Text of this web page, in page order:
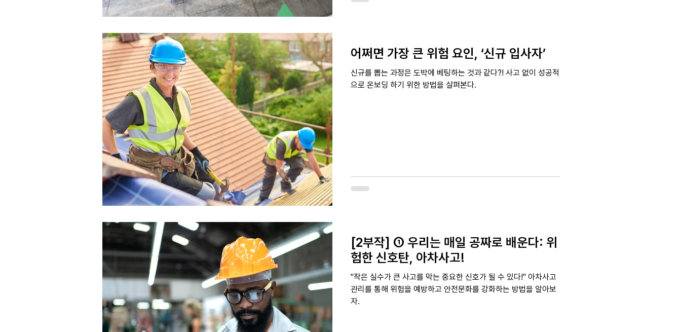
어쩌면 가장 큰 위험 요인, ‘신규 입사자’
신규를 뽑는 과정은 도박에 베팅하는 것과 같다?! 사고 없이 성공적
으로 온보딩 하기 위한 방법을 살펴본다.
[2부작] ① 우리는 매일 공짜로 배운다: 위
험한 신호탄, 아차사고!
"작은 실수가 큰 사고를 막는 중요한 신호가 될 수 있다!" 아차사고
관리를 통해 위험을 예방하고 안전문화를 강화하는 방법을 알아보
자.